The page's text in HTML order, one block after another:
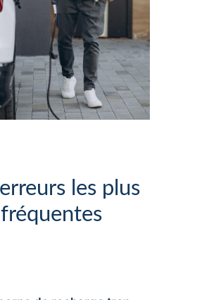
les plus
fréquentes